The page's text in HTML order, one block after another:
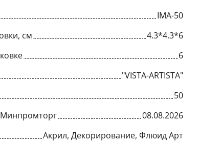
IMA-50
см
4.3*4.3*6
6
"VISTA-ARTISTA"
50
Минпромторг
08.08.2026
Акрил, Декорирование, Флюид Арт